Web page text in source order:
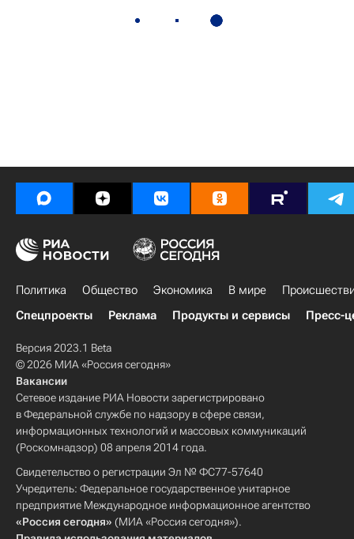
Политика Общество Экономика В мире
Спецпроекты
Реклама Продукты и сервисы Пресс-
Версия 2023.1 Beta
© 2026 МИА «Россия сегодня»
Вакансии
Сетевое издание РИА Новости зарегистрировано
в Федеральной службе по надзору в сфере связи,
информационных технологий и массовых коммуникаций
(Роскомнадзор) 08 апреля 2014 года.
Свидетельство о регистрации Эл № ФС77-57640
Учредитель: Федеральное государственное унитарное
предприятие Международное информационное агентство
«Россия сегодня» (МИА «Россия сегодня»).